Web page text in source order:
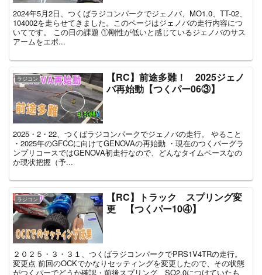
2024年5月2日、つくばラジコンパークでジェノバ、MO1.0、TT-02、
104002を走らせてきました。このページはジェノバの走行内容につ
いてです。 この日の課題 ①剛性が低いと感じているジェノバのサス
アームをエポ...
ラジコン
【RC】前途多難！ 2025ジェノ
バ再始動【つくパー06③】
2025・2・22、つくばラジコンパークでジェノバの走行。 やること
・2025年のGFCCに向けてGENOVAの再始動 ・現在のつくパーグラ
ンプリコースではGENOVA初走行なので、どんなタイムペースなの
か現状把握（予...
ラジコン
【RC】トラック スプリング変
更 【つくパー10④】
２０２５・３・３１、つくばラジコンパークでPRS1V4TRの走行。
変更点 前回のOCKでかなりセッティングを変更したので、その状態
がつくパーでどうか確認・前後スプリング SO2.0につけていたも